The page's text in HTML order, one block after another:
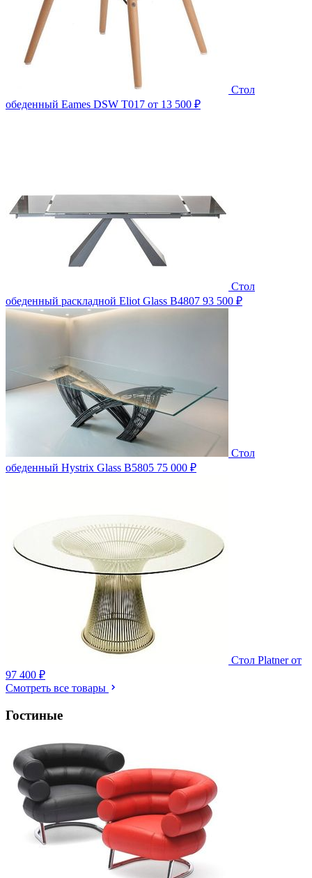
Стол
обеденный Eames DSW T017 от 13 500 ₽
Стол
обеденный раскладной Eliot Glass B4807 93 500 ₽
Стол
обеденный Hystrix Glass B5805 75 000 ₽
Стол Platner от
97 400 ₽
Смотреть все товары
Гостиные